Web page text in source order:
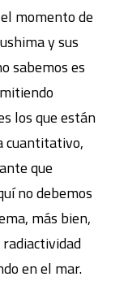
momento de
y sus
sabemos es
los que están
cuantitativo,
que
no debemos
más bien,
en el mar.